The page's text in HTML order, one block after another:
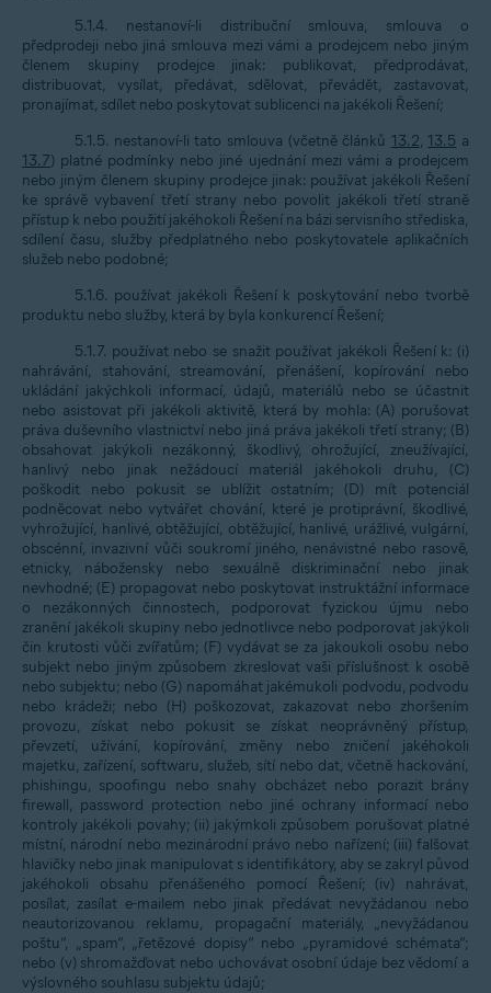
5.1.4. nestanoví-li distribuční smlouva, smlouva o
předprodeji nebo jiná smlouva mezi vámi a prodejcem nebo jiným
členem skupiny prodejce jinak: publikovat, předprodávat,
distribuovat, vysílat, předávat, sdělovat, převádět, zastavovat,
pronajímat, sdílet nebo poskytovat sublicenci na jakékoli Řešení;
5.1.5. nestanoví-li tato smlouva (včetně článků 13.2, 13.5 a
13.7) platné podmínky nebo jiné ujednání mezi vámi a prodejcem
nebo jiným členem skupiny prodejce jinak: používat jakékoli Řešení
ke správě vybavení třetí strany nebo povolit jakékoli třetí straně
přístup k nebo použití jakéhokoli Řešení na bázi servisního střediska,
sdílení času, služby předplatného nebo poskytovatele aplikačních
služeb nebo podobné;
5.1.6. používat jakékoli Řešení k poskytování nebo tvorbě
produktu nebo služby, která by byla konkurencí Řešení;
5.1.7. používat nebo se snažit používat jakékoli Řešení k: (i)
nahrávání, stahování, streamování, přenášení, kopírování nebo
ukládání jakýchkoli informací, údajů, materiálů nebo se účastnit
nebo asistovat při jakékoli aktivitě, která by mohla: (A) porušovat
práva duševního vlastnictví nebo jiná práva jakékoli třetí strany; (B)
obsahovat jakýkoli nezákonný, škodlivý, ohrožující, zneužívající,
hanlivý nebo jinak nežádoucí materiál jakéhokoli druhu, (C)
poškodit nebo pokusit se ublížit ostatním; (D) mít potenciál
podněcovat nebo vytvářet chování, které je protiprávní, škodlivé,
vyhrožující, hanlivé, obtěžující, obtěžující, hanlivé, urážlivé, vulgární,
obscénní, invazivní vůči soukromí jiného, nenávistné nebo rasově,
etnicky, nábožensky nebo sexuálně diskriminační nebo jinak
nevhodné; (E) propagovat nebo poskytovat instruktážní informace
o nezákonných činnostech, podporovat fyzickou újmu nebo
zranění jakékoli skupiny nebo jednotlivce nebo podporovat jakýkoli
čin krutosti vůči zvířatům; (F) vydávat se za jakoukoli osobu nebo
subjekt nebo jiným způsobem zkreslovat vaši příslušnost k osobě
nebo subjektu; nebo (G) napomáhat jakémukoli podvodu, podvodu
nebo krádeži; nebo (H) poškozovat, zakazovat nebo zhoršením
provozu, získat nebo pokusit se získat neoprávněný přístup,
převzetí, užívání, kopírování, změny nebo zničení jakéhokoli
majetku, zařízení, softwaru, služeb, sítí nebo dat, včetně hackování,
phishingu, spoofingu nebo snahy obcházet nebo porazit brány
firewall, password protection nebo jiné ochrany informací nebo
kontroly jakékoli povahy; (ii) jakýmkoli způsobem porušovat platné
místní, národní nebo mezinárodní právo nebo nařízení; (iii) falšovat
hlavičky nebo jinak manipulovat s identifikátory, aby se zakryl původ
jakéhokoli obsahu přenášeného pomocí Řešení; (iv) nahrávat,
posílat, zasílat e-mailem nebo jinak předávat nevyžádanou nebo
neautorizovanou reklamu, propagační materiály, „nevyžádanou
poštu“, „spam“, „řetězové dopisy“ nebo „pyramidové schémata“;
nebo (v) shromažďovat nebo uchovávat osobní údaje bez vědomí a
výslovného souhlasu subjektu údajů;